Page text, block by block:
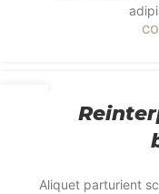
Aliquet parturient